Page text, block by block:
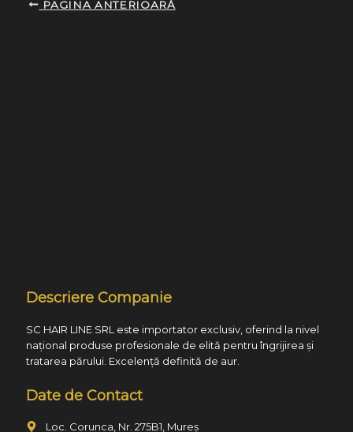
PAGINA ANTERIOARĂ
Descriere Companie
SC HAIR LINE SRL este importator exclusiv, oferind la nivel
național produse profesionale de elită pentru îngrijirea și
tratarea părului. Excelență definită de aur.
Date de Contact
Loc. Corunca, Nr. 275B1, Mureș